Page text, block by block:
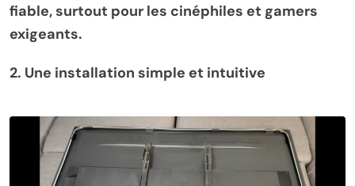
fiable, surtout pour les cinéphiles et gamers
exigeants.
2. Une installation simple et intuitive